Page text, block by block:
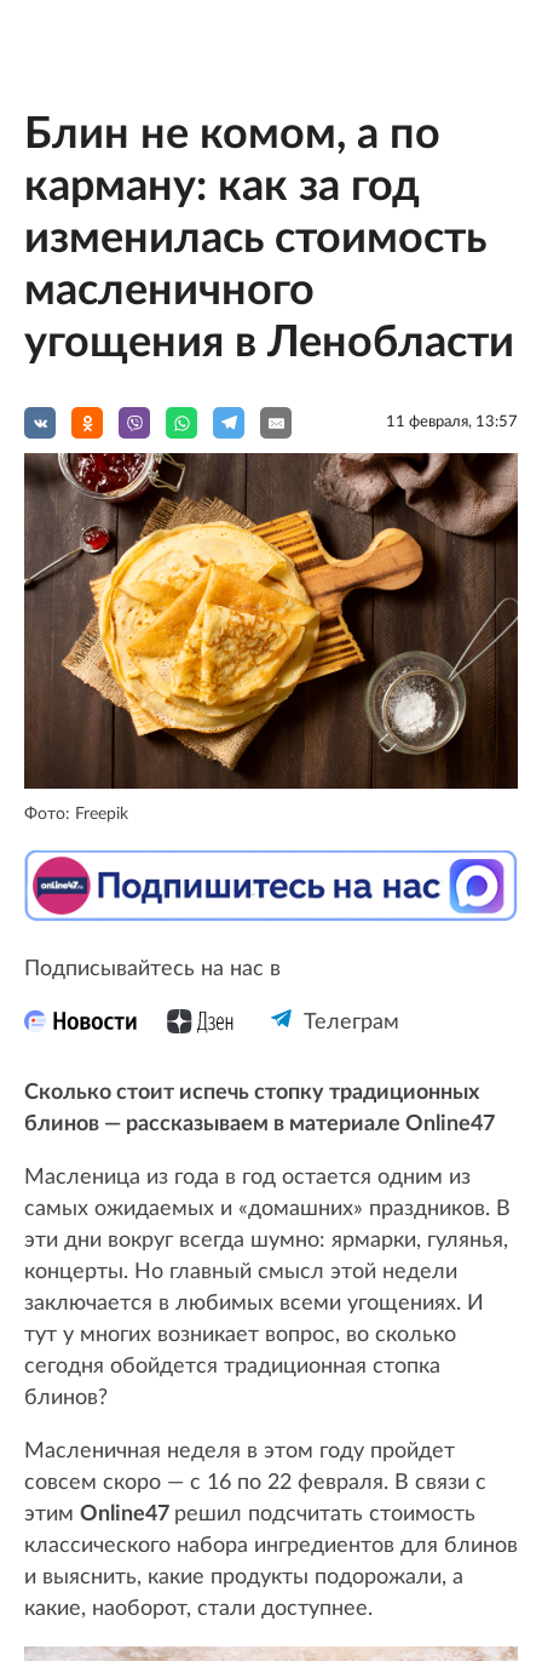
Блин не комом, а по
карману: как за год
изменилась стоимость
масленичного
угощения в Ленобласти
11 февраля, 13:57
Фото: Freepik
Подписывайтесь на нас в
Телеграм
Сколько стоит испечь стопку традиционных
блинов — рассказываем в материале Online47
Масленица из года в год остается одним из
самых ожидаемых и «домашних» праздников. В
эти дни вокруг всегда шумно: ярмарки, гулянья,
концерты. Но главный смысл этой недели
заключается в любимых всеми угощениях. И
тут у многих возникает вопрос, во сколько
сегодня обойдется традиционная стопка
блинов?
Масленичная неделя в этом году пройдет
совсем скоро — с 16 по 22 февраля. В связи с
этим Online47 решил подсчитать стоимость
классического набора ингредиентов для блинов
и выяснить, какие продукты подорожали, а
какие, наоборот, стали доступнее.